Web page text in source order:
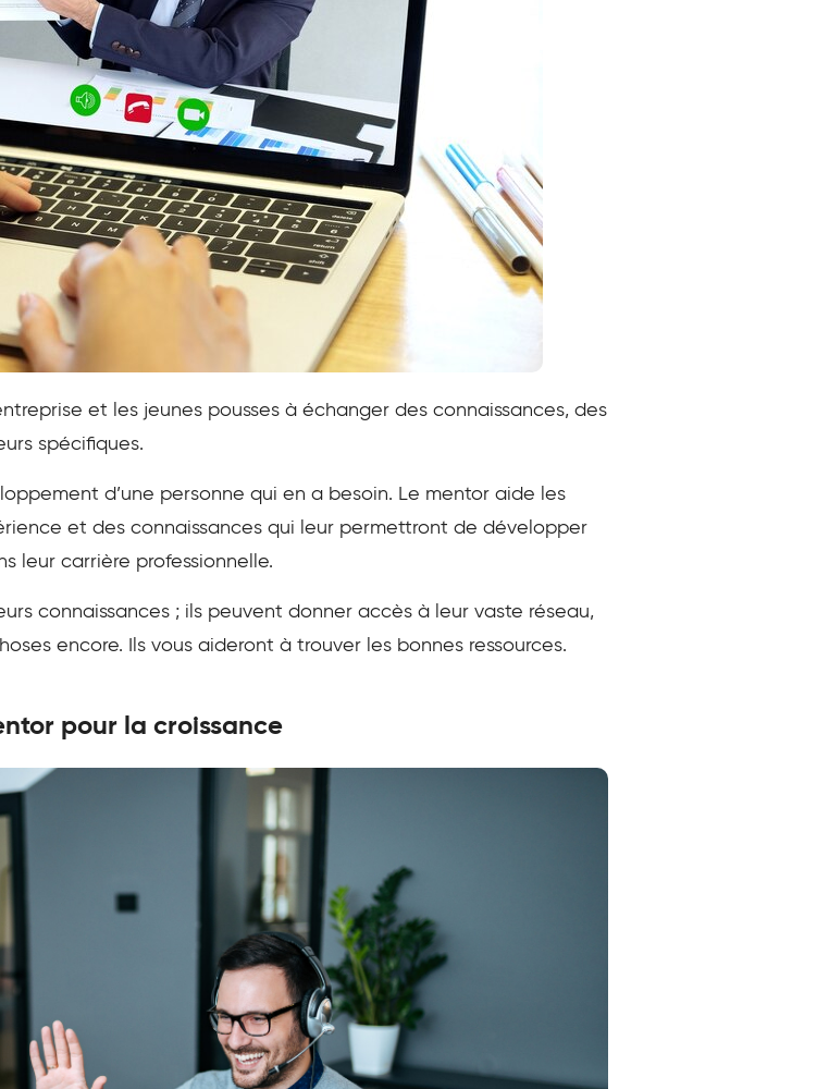
et les jeunes pousses à échanger des connaissances, des
spécifiques.
d’une personne qui en a besoin. Le mentor aide les
et des connaissances qui leur permettront de développer
leur carrière professionnelle.
connaissances ; ils peuvent donner accès à leur vaste réseau,
encore. Ils vous aideront à trouver les bonnes ressources.
pour la croissance